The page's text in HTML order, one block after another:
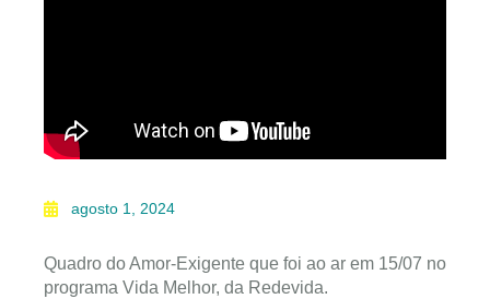
agosto 1, 2024
Quadro do Amor-Exigente que foi ao ar em 15/07 no
programa Vida Melhor, da Redevida.